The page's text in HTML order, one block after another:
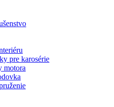
pre karosérie
motora